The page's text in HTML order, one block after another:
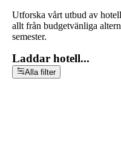
Utforska vårt utbud av
allt från budgetvänliga
semester.
Laddar hotell...
Alla filter